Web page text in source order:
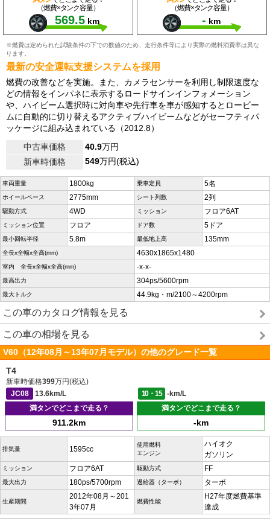
（燃費×タンク容量）
569.5 km
（燃費×タンク容量）
- km
※燃費は定められた試験条件の下での数値のため、走行条件等により実際の燃料消費率は異な
ります。
最新の安全運転支援システムを採用
燃費の改善などを実施。また、カメラセンサーを利用し制限速度な
どの情報をインパネに表示するロードサインインフォメーション
や、ハイビーム選択時に対向車や先行車を車が感知するとロービー
ムに自動的に切り替えるアクティブハイビームなどがセーフティパ
ッケージに組み込まれている（2012.8）
中古車価格
40.9万円
新車時価格
549万円(税込)
車両重量 1800kg 乗車定員 5名
ホイールベース 2775mm シート列数 2列
駆動方式 4WD ミッション フロア6AT
ミッション位置 フロア ドア数 5ドア
最小回転半径 5.8m 最低地上高 135mm
全長x全幅x全高(mm) 4630x1865x1480
室内 全長x全幅x全高(mm) -x-x-
最高出力 304ps/5600rpm
最大トルク 44.9kg・m/2100～4200rpm
この車のカタログ情報を見る
この車の相場を見る
V60（12年08月～13年07月モデル）の他のグレード一覧
T4
新車時価格399万円(税込)
JC08
13.6km/L 10・15
-km/L
満タンでどこまで走る？
911.2km
満タンでどこまで走る？
-km
排気量 1595cc
使用燃料
エンジン
ハイオク
ガソリン
ミッション フロア6AT 駆動方式 FF
最大出力 180ps/5700rpm 過給器（ターボ） ターボ
生産期間
2012年08月～201
3年07月
燃費性能
H27年度燃費基準
達成